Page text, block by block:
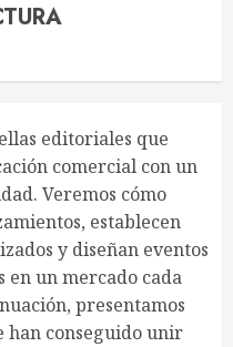
editoriales que
comercial con un
Veremos cómo
establecen
y diseñan eventos
en un mercado cada
presentamos
han conseguido unir
ISBN y por qué lo
para tu libro
DE 2025